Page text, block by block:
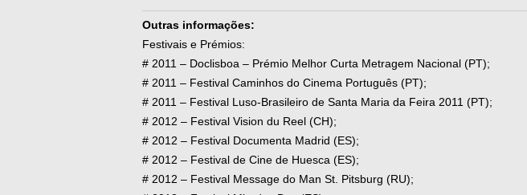
Outras informações:
Festivais e Prémios:
# 2011 – Doclisboa – Prémio Melhor Curta Metragem Nacional (PT);
# 2011 – Festival Caminhos do Cinema Português (PT);
# 2011 – Festival Luso-Brasileiro de Santa Maria da Feira 2011 (PT);
# 2012 – Festival Vision du Reel (CH);
# 2012 – Festival Documenta Madrid (ES);
# 2012 – Festival de Cine de Huesca (ES);
# 2012 – Festival Message do Man St. Pitsburg (RU);